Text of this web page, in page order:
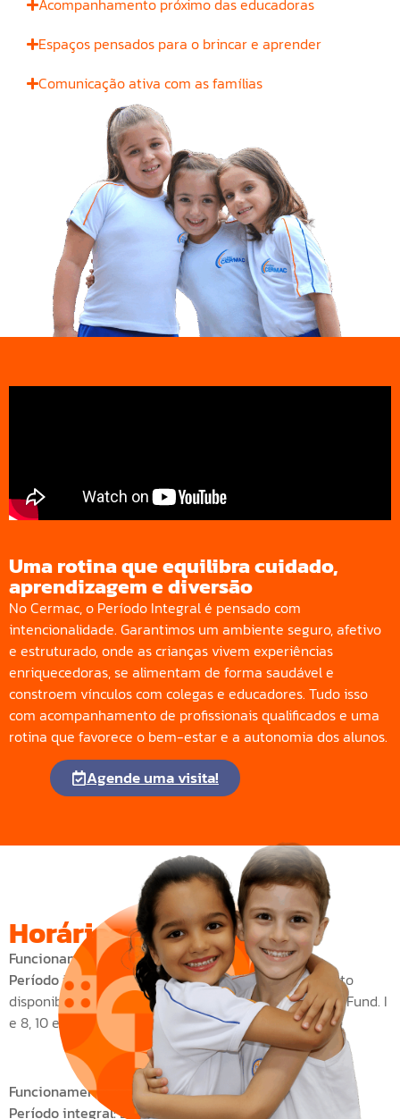
Acompanhamento próximo das educadoras
Espaços pensados para o brincar e aprender
Comunicação ativa com as famílias
Uma rotina que equilibra cuidado,
aprendizagem e diversão
No Cermac, o Período Integral é pensado com
intencionalidade. Garantimos um ambiente seguro, afetivo
e estruturado, onde as crianças vivem experiências
enriquecedoras, se alimentam de forma saudável e
constroem vínculos com colegas e educadores. Tudo isso
com acompanhamento de profissionais qualificados e uma
rotina que favorece o bem-estar e a autonomia dos alunos.
Agende uma visita!
Horários
Funcionamento Fundamental:das 7:00 às 19:00
Período integral:Dentro do horário de funcionamento
disponibilizamos contratos de 6, 8, 10 e 12 horas para Fund. I
e 8, 10 e 12 horas para Fund. II.
Funcionamento do Infantil: das 7:00 às 19:00
Período integral:Dentro do horário de funcionamento